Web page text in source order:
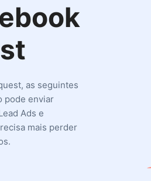
as seguintes
pode enviar
Ads e
mais perder